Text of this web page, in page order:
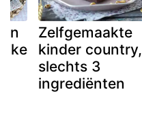
Zelfgemaakte
kinder country,
slechts 3
ingrediënten